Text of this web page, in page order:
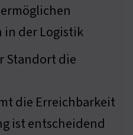
in der Logistik
Standort die
die Erreichbarkeit
ist entscheidend